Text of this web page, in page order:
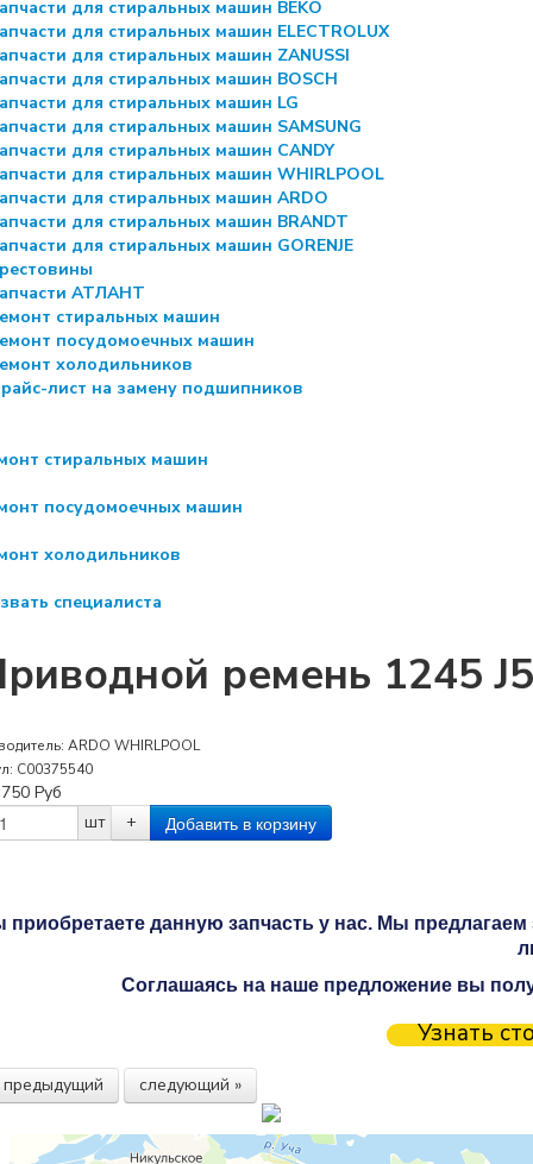
для стиральных машин BEKO
для стиральных машин ELECTROLUX
для стиральных машин ZANUSSI
для стиральных машин BOSCH
для стиральных машин LG
для стиральных машин SAMSUNG
для стиральных машин CANDY
для стиральных машин WHIRLPOOL
для стиральных машин ARDO
для стиральных машин BRANDT
для стиральных машин GORENJE
АТЛАНТ
стиральных машин
посудомоечных машин
холодильников
лист на замену подшипников
стиральных машин
посудомоечных машин
холодильников
специалиста
ремень 1245
ARDO WHIRLPOOL
C00375540
750 Руб
шт
+
приобретаете данную запчасть у нас. Мы предлагаем
Соглашаясь на наше предложение вы
Узнать
предыдущий следующий »